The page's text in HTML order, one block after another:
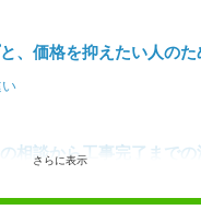
、価格を抑えたい人の
相談から工事完了までの
さらに表示